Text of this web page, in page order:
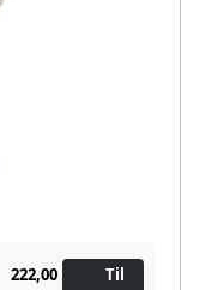
222,00 Til